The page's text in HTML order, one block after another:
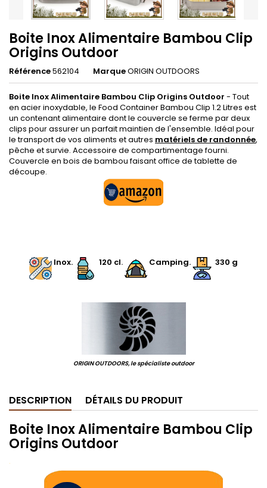
Boite Inox Alimentaire Bambou Clip
Origins Outdoor
Référence562104 MarqueORIGIN OUTDOORS
Boite Inox Alimentaire Bambou Clip Origins Outdoor - Tout
en acier inoxydable, le Food Container Bambou Clip 1.2 Litres est
un contenant alimentaire dont le couvercle se ferme par deux
clips pour assurer un parfait maintien de l'ensemble. Idéal pour
le transport de vos aliments et autres matériels de randonnée,
pêche et survie. Accessoire de compartimentage fourni.
Couvercle en bois de bambou faisant office de tablette de
découpe.
Inox. 120 cl. Camping. 330 g
ORIGIN OUTDOORS, le spécialiste outdoor
DESCRIPTION DÉTAILS DU PRODUIT
Boite Inox Alimentaire Bambou Clip
Origins Outdoor
.